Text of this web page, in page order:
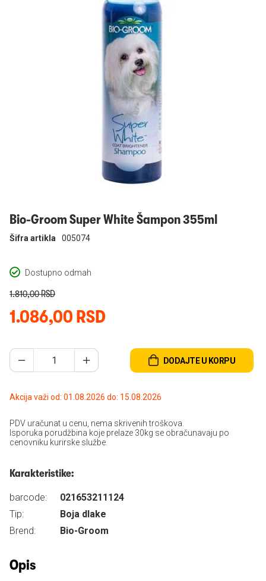
Bio-Groom Super White Šampon 355ml
Dostupno odmah
Šifra artikla 005074
1.086,00 RSD
1.810,00 RSD
DODAJTE U KORPU
Akcija važi od: 01.08.2026 do: 15.08.2026
PDV uračunat u cenu, nema skrivenih troškova.
Isporuka porudžbina koje prelaze 30kg se obračunavaju po
cenovniku kurirske službe.
Karakteristike:
barcode:
021653211124
Tip:
Boja dlake
Brend:
Bio-Groom
Opis